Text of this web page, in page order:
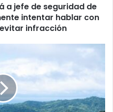
a jefe de seguridad de
intentar hablar con
infracción